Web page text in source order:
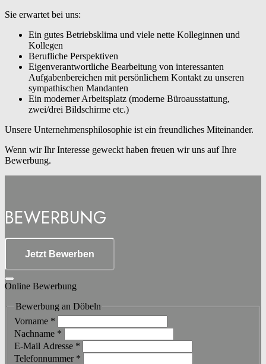
Sie erwartet bei uns:
Ein gutes Betriebsklima und viele nette Kolleginnen und
Kollegen
Berufliche Perspektiven
Eigenverantwortliche Bearbeitung von interessanten
Aufgabenbereichen mit persönlichem Kontakt zu unseren
sympathischen Mandanten
Ein moderner Arbeitsplatz (moderne Büroausstattung,
zwei/drei Bildschirme etc.)
Unsere Unternehmensphilosophie ist ein freundliches Miteinander.
Wenn wir Ihr Interesse geweckt haben freuen wir uns auf Ihre
Bewerbung.
BEWERBUNG
Jetzt Bewerben
Online Bewerbung
Bewerbung an Döbeln
Vorname *
Nachname *
E-Mail Adresse *
Telefonnummer *